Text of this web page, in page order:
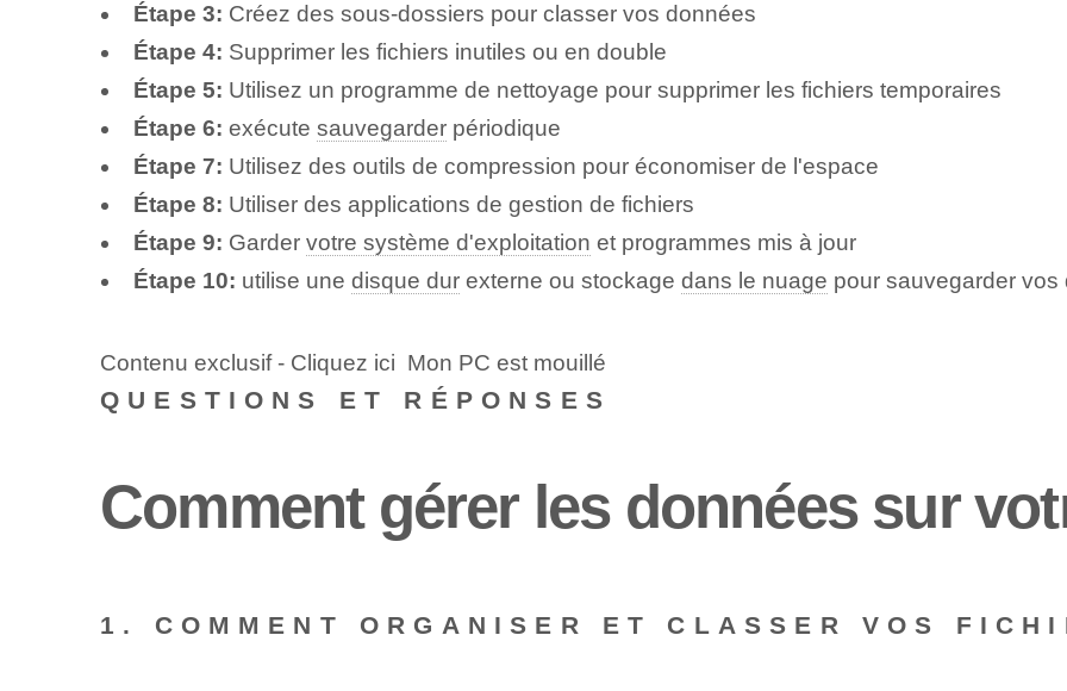
Étape 3: Créez des sous-dossiers pour classer vos données
Étape 4: Supprimer les fichiers inutiles ou en double
Étape 5: Utilisez un programme de nettoyage pour supprimer les fichiers temporaires
Étape 6: exécute sauvegarderpériodique
Étape 7: Utilisez des outils de compression pour économiser de l'espace
Étape 8: Utiliser des applications de gestion de fichiers
Étape 9: Garder votre système d'exploitation et programmes mis à jour
Étape 10: utilise une disque durexterne ou stockage dans le nuage pour sauvegarder
Contenu exclusif - Cliquez ici Mon PC est mouillé
QUESTIONS ET RÉPONSES
Comment gérer les données sur
1. COMMENT ORGANISER ET CLASSER VOS